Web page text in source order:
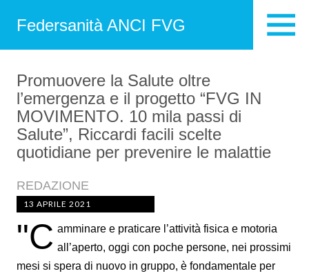
Federsanità ANCI FVG
Promuovere la Salute oltre
l’emergenza e il progetto “FVG IN
MOVIMENTO. 10 mila passi di
Salute”, Riccardi facili scelte
quotidiane per prevenire le malattie
REDAZIONE
13 APRILE 2021
"C amminare e praticare l’attività fisica e motoria
all’aperto, oggi con poche persone, nei prossimi
mesi si spera di nuovo in gruppo, è fondamentale per